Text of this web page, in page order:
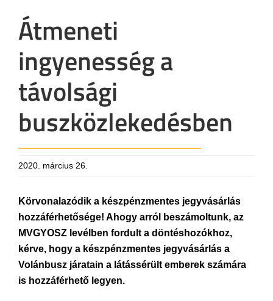
Átmeneti
ingyenesség a
távolsági
buszközlekedésben
2020. március 26.
Körvonalazódik a készpénzmentes jegyvásárlás
hozzáférhetősége! Ahogy arról beszámoltunk, az
MVGYOSZ levélben fordult a döntéshozókhoz,
kérve, hogy a készpénzmentes jegyvásárlás a
Volánbusz járatain a látássérült emberek számára
is hozzáférhető legyen.